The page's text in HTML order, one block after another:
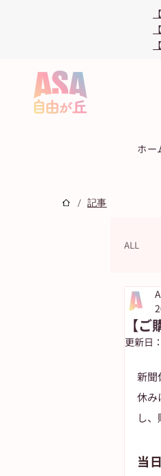
ホー
/ 記事
ALL
【
更新日：
新聞
休み
し
当